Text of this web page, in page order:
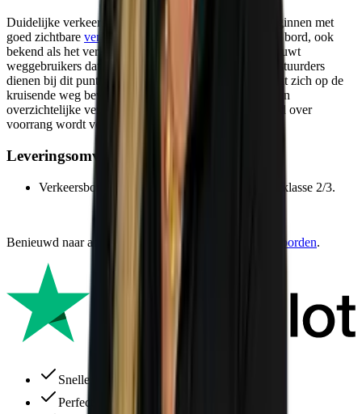
Duidelijke verkeerssituaties en veilige kruispunten beginnen met
goed zichtbare verkeersborden
. Dit voorrang verlenen bord, ook
bekend als het verkeersbord B06 of bord B6, waarschuwt
weggebruikers dat een voorrangskruispunt nadert. Bestuurders
dienen bij dit punt voorrang te verlenen aan verkeer dat zich op de
kruisende weg bevindt. Hierdoor ontstaat een veilige en
overzichtelijke verkeerssituatie waarbij onduidelijkheid over
voorrang wordt voorkomen.
Leveringsomvang verkeersbord B06
Verkeersbord B06 RVV met reflecterende folie klasse 2/3.
Benieuwd naar andere varianten? Bekijk alle verkeersborden.
Snelle levering
Perfecte service